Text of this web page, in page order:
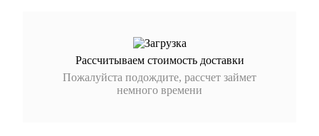
Рассчитываем стоимость доставки
Пожалуйста подождите, рассчет займет
немного времени